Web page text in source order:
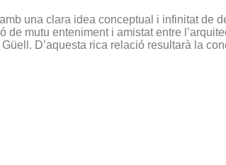
una clara idea conceptual i infinitat de
mutu enteniment i amistat entre
D’aquesta rica relació resultarà la